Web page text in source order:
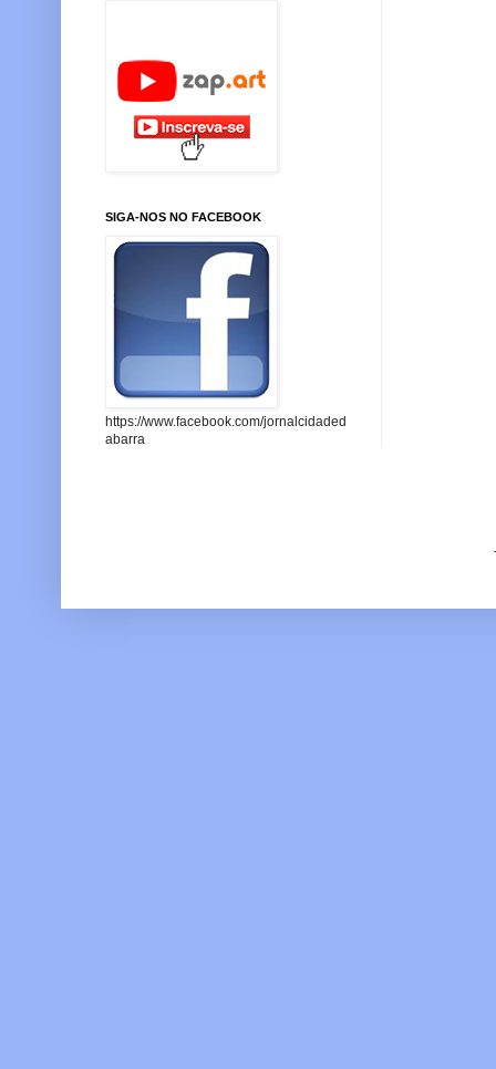
SIGA-NOS NO FACEBOOK
https://www.facebook.com/jornalcidaded
abarra